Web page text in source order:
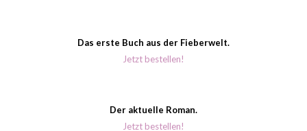
Das erste Buch aus der Fieberwelt.
Jetzt bestellen!
Der aktuelle Roman.
Jetzt bestellen!